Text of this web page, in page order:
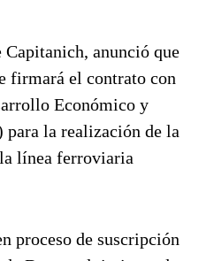
anunció que
firmará el contrato con
Económico y
la realización de la
línea ferroviaria
proceso de suscripción